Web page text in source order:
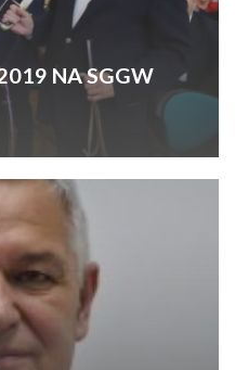
NA SGGW